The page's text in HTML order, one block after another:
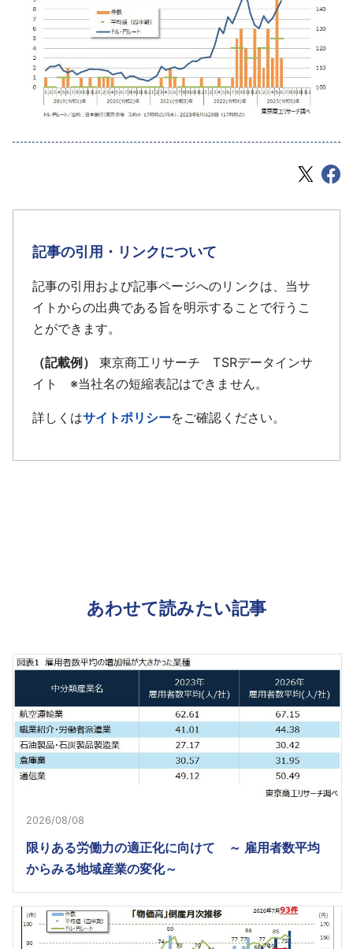
記事の引用・リンクについて
記事の引用および記事ページへのリンクは、当サ
イトからの出典である旨を明示することで行うこ
とができます。
（記載例）
東京商工リサーチ TSRデータインサ
イト ※当社名の短縮表記はできません。
詳しくはサイトポリシーをご確認ください。
あわせて読みたい記事
2026/08/08
限りある労働力の適正化に向けて ～ 雇用者数平均
からみる地域産業の変化～